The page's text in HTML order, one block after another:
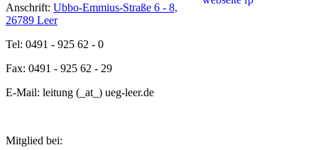
Anschrift: Ubbo-Emmius-Straße 6 - 8,
26789 Leer
Tel: 0491 - 925 62 - 0
Fax: 0491 - 925 62 - 29
E-Mail: leitung (_at_) ueg-leer.de
Mitglied bei: